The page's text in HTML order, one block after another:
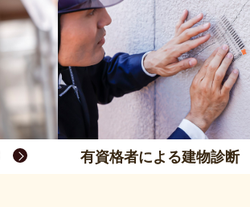
有資格者による建物診断